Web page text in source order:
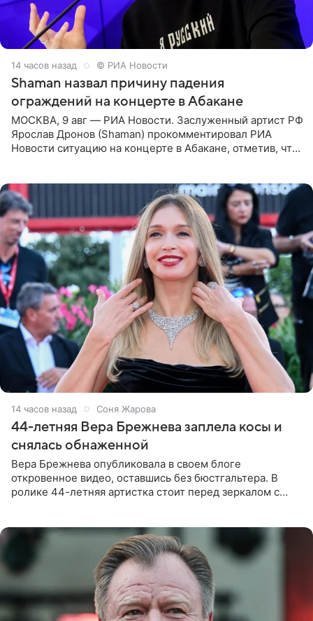
14 часов назад © РИА Новости
Shaman назвал причину падения
ограждений на концерте в Абакане
МОСКВА, 9 авг — РИА Новости. Заслуженный артист РФ
Ярослав Дронов (Shaman) прокомментировал РИА
Новости ситуацию на концерте в Абакане, отметив, что
14 часов назад Соня Жарова
44-летняя Вера Брежнева заплела косы и
снялась обнаженной
Вера Брежнева опубликовала в своем блоге
откровенное видео, оставшись без бюстгальтера. В
ролике 44-летняя артистка стоит перед зеркалом с